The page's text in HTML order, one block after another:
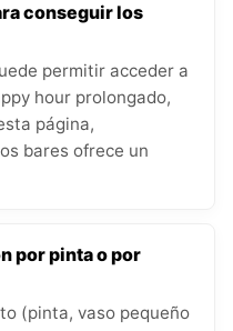
conseguir los
permitir acceder a
hour prolongado,
página,
bares ofrece un
por pinta o por
(pinta, vaso pequeño